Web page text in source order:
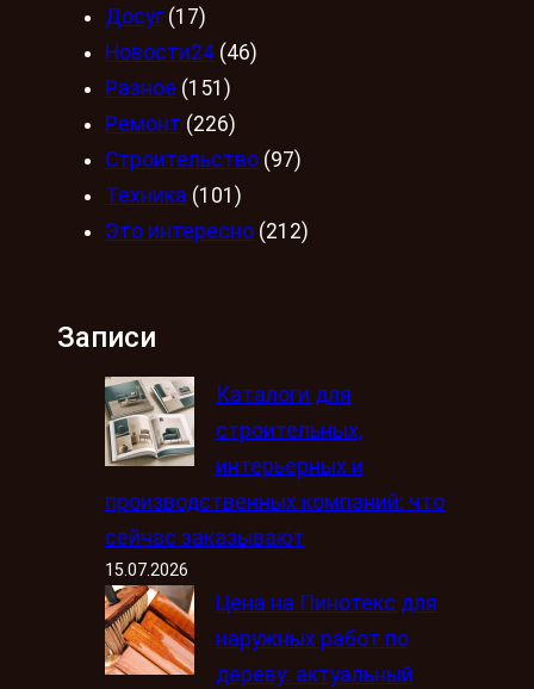
Досуг (17)
Новости24 (46)
Разное (151)
Ремонт (226)
Строительство (97)
Техника (101)
Это интересно (212)
Записи
Каталоги для
строительных,
интерьерных и
производственных компаний: что
сейчас заказывают
15.07.2026
Цена на Пинотекс для
наружных работ по
дереву: актуальный